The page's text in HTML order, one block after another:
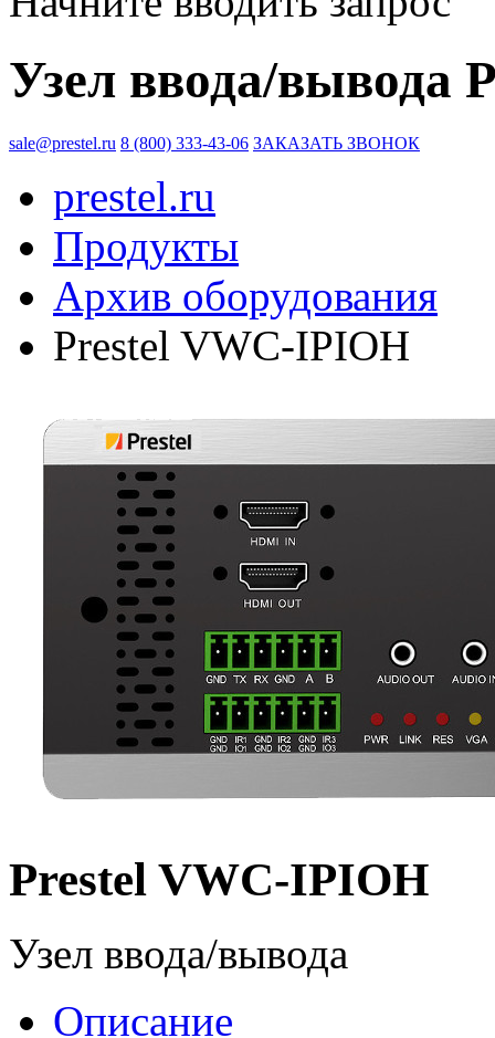
Узел ввода/вывода
sale@prestel.ru 8 (800) 333-43-06 ЗАКАЗАТЬ ЗВОНОК
prestel.ru
Продукты
Архив оборудования
Prestel VWC-IPIOH
Prestel VWC-IPIOH
Узел ввода/вывода
Описание